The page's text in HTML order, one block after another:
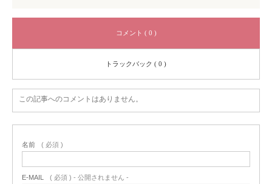
コメント ( 0 )
トラックバック ( 0 )
この記事へのコメントはありません。
名前 ( 必須 )
E-MAIL ( 必須 ) - 公開されません -